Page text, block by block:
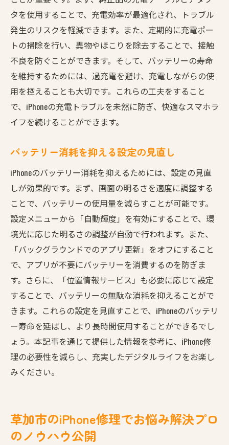
タを使用することで、充電効率が最適化され、トラブル
発生のリスクを軽減できます。また、定期的に充電ポー
トの掃除を行い、異物やほこりを除去することで、接触
不良を防ぐことができます。そして、バッテリーの寿命
を維持するためには、過充電を避け、充電しながらの使
用を控えることも大切です。これらの工夫をすること
で、iPhoneの充電トラブルを未然に防ぎ、快適なスマホラ
イフを続けることができます。
バッテリー消耗を抑える設定の見直し
iPhoneのバッテリー消耗を抑えるためには、設定の見直
しが効果的です。まず、画面の明るさを適度に調整する
ことで、バッテリーの使用量を減らすことが可能です。
設定メニューから「自動輝度」を有効にすることで、環
境光に応じた明るさの調整が自動で行われます。また、
「バックグラウンドでのアプリ更新」をオフにすること
で、アプリが不要にバッテリーを消費するのを防ぎま
す。さらに、「位置情報サービス」も必要に応じて設定
することで、バッテリーの無駄な消耗を抑えることがで
きます。これらの設定を見直すことで、iPhoneのバッテリ
ー寿命を延ばし、より長時間使用することができるでし
ょう。本記事を通じて提供した情報を参考に、iPhone修
理の必要性を減らし、充実したデジタルライフをお楽し
みください。
草加市のiPhone修理でお悩み解決プロ
のノウハウ公開